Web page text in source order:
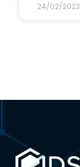
24/02/2023